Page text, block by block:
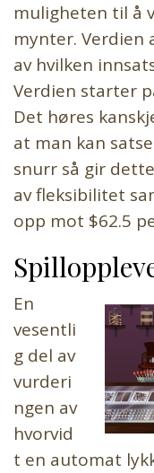
muligheten til å
mynter. Verdien
av hvilken
Verdien starter
Det høres
at man kan
snurr så gir
av fleksibilitet
opp mot $62.5
En
vesentli
g del av
vurderi
ngen av
hvorvid
t en automat